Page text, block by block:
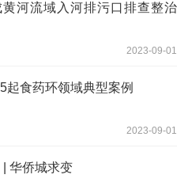
河流域入河排污口排查整治
2023-09-01
起食药环领域典型案例
2023-09-01
| 华侨城求变